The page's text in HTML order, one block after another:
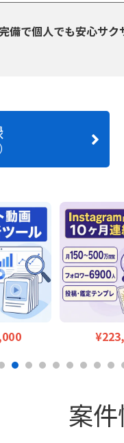
備で個人でも安心サク
案